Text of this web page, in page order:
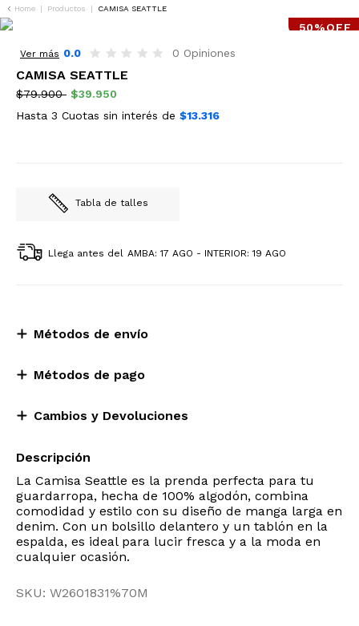
Home | Productos | CAMISA SEATTLE
50%OFF
Ver más 0.0 0 Opiniones
CAMISA SEATTLE
$79.900 $39.950
Hasta 3 Cuotas sin interés de $13.316
Tabla de talles
Llega antes del AMBA: 17 AGO - INTERIOR: 19 AGO
Métodos de envío
Métodos de pago
Cambios y Devoluciones
Descripción
La Camisa Seattle es la prenda perfecta para tu
guardarropa, hecha de 100% algodón, combina
comodidad y estilo con su diseño de manga larga en
denim. Con un bolsillo delantero y un tablón en la
espalda, es ideal para lucir fresca y a la moda en
cualquier ocasión.
SKU: W2601831%70M